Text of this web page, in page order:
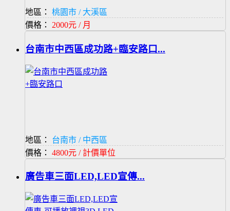
地區：
桃園市 / 大溪區
價格： 2000元 / 月
台南市中西區成功路+臨安路口...
地區：
台南市 / 中西區
價格： 4800元 / 計價單位
廣告車三面LED,LED宣傳...